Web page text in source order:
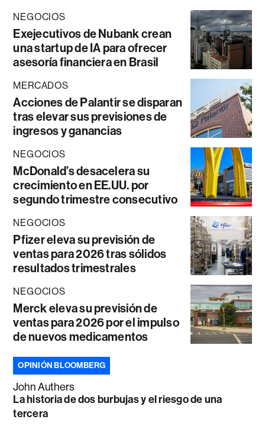
NEGOCIOS
Exejecutivos de Nubank crean
una startup de IA para ofrecer
asesoría financiera en Brasil
MERCADOS
Acciones de Palantir se disparan
tras elevar sus previsiones de
ingresos y ganancias
NEGOCIOS
McDonald’s desacelera su
crecimiento en EE.UU. por
segundo trimestre consecutivo
NEGOCIOS
Pfizer eleva su previsión de
ventas para 2026 tras sólidos
resultados trimestrales
NEGOCIOS
Merck eleva su previsión de
ventas para 2026 por el impulso
de nuevos medicamentos
OPINIÓN BLOOMBERG
John Authers
La historia de dos burbujas y el riesgo de una
tercera